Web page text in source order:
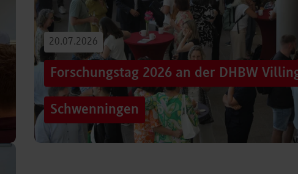
20.07.2026
Forschungstag 2026 an der DHBW
Schwenningen
Grenzen überschreiten – und dennoch eine Verbindung